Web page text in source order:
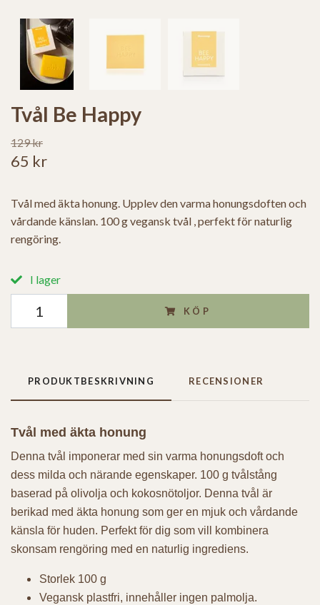
Tvål Be Happy
129 kr
65 kr
Tvål med äkta honung. Upplev den varma honungsdoften och
vårdande känslan. 100 g vegansk tvål , perfekt för naturlig
rengöring.
I lager
KÖP
PRODUKTBESKRIVNING RECENSIONER
Tvål med äkta honung
Denna tvål imponerar med sin varma honungsdoft och
dess milda och närande egenskaper. 100 g tvålstång
baserad på olivolja och kokosnötoljor. Denna tvål är
berikad med äkta honung som ger en mjuk och vårdande
känsla för huden. Perfekt för dig som vill kombinera
skonsam rengöring med en naturlig ingrediens.
Storlek 100 g
Vegansk plastfri, innehåller ingen palmolja.